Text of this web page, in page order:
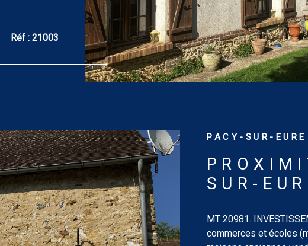
clos et
DPE : D.
Réf : 21003
PACY-SUR-
SUR-
MT 20981.
commerces et écoles